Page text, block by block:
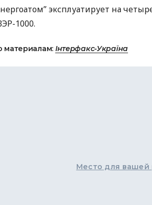
эксплуатирует на
-1000.
материалам: Інтерфакс-Україна
Место для вашей